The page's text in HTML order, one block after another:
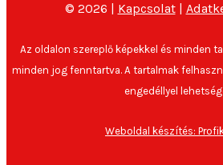
© 2026 | Kapcsolat|
Az oldalon szereplő képekkel és minden
minden jog fenntartva. A tartalmak
engedéllyel
Weboldal készítés: